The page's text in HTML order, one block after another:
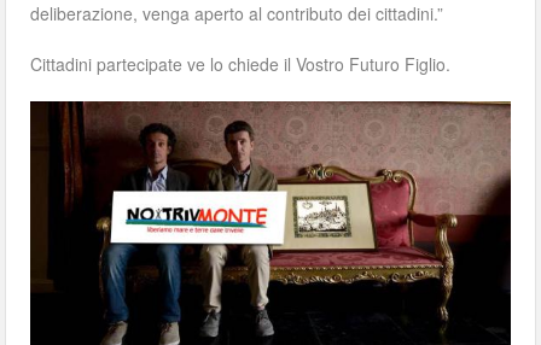
deliberazione, venga aperto al contributo dei cittadini.”
Cittadini partecipate ve lo chiede il Vostro Futuro Figlio.